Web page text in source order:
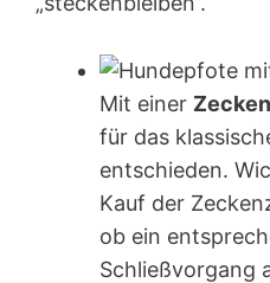
Mit einer
für das
entschieden.
Kauf der
ob ein
Schließvorgang